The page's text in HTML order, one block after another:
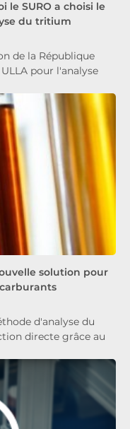
le SURO a choisi le
du tritium
de la République
pour l'analyse
solution pour
d'analyse du
directe grâce au